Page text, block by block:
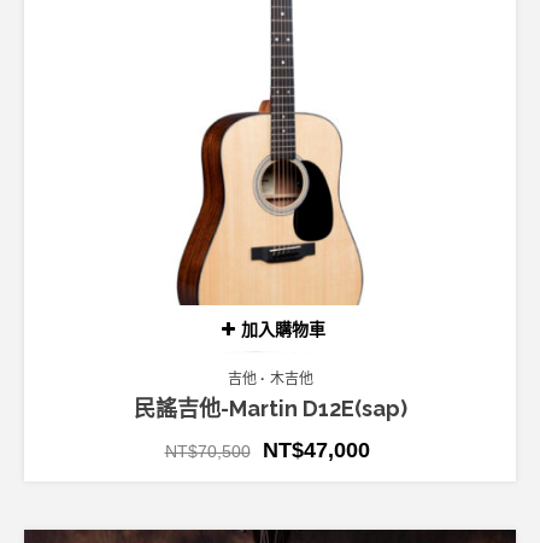
加入購物車
吉他 木吉他
民謠吉他-Martin D12E(sap)
NT$70,500 NT$47,000